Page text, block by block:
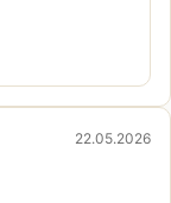
22.05.2026